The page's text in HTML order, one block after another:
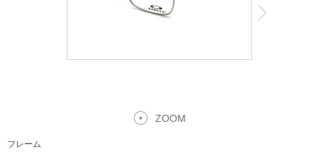
ZOOM
フレーム